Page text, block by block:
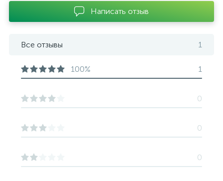
Написать отзыв
Все отзывы 1
100% 1
0
0
0